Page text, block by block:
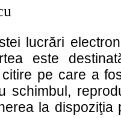
lucrări
este
pe care a
schimbul,
la